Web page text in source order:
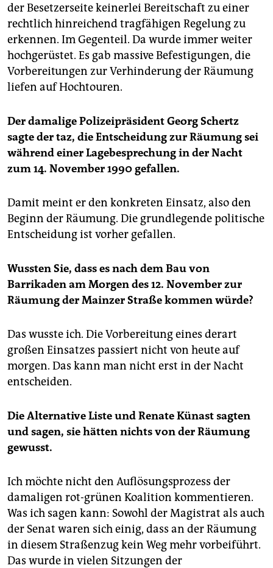
der Besetzerseite keinerlei Bereitschaft zu einer
rechtlich hinreichend tragfähigen Regelung zu
erkennen. Im Gegenteil. Da wurde immer weiter
hochgerüstet. Es gab massive Befestigungen, die
Vorbereitungen zur Verhinderung der Räumung
liefen auf Hochtouren.
Der damalige Polizeipräsident Georg Schertz
sagte der taz, die Entscheidung zur Räumung sei
während einer Lagebesprechung in der Nacht
zum 14. November 1990 gefallen.
Damit meint er den konkreten Einsatz, also den
Beginn der Räumung. Die grundlegende politische
Entscheidung ist vorher gefallen.
Wussten Sie, dass es nach dem Bau von
Barrikaden am Morgen des 12. November zur
Räumung der Mainzer Straße kommen würde?
Das wusste ich. Die Vorbereitung eines derart
großen Einsatzes passiert nicht von heute auf
morgen. Das kann man nicht erst in der Nacht
entscheiden.
Die Alternative Liste und Renate Künast sagten
und sagen, sie hätten nichts von der Räumung
gewusst.
Ich möchte nicht den Auflösungsprozess der
damaligen rot-grünen Koalition kommentieren.
Was ich sagen kann: Sowohl der Magistrat als auch
der Senat waren sich einig, dass an der Räumung
in diesem Straßenzug kein Weg mehr vorbeiführt.
Das wurde in vielen Sitzungen der